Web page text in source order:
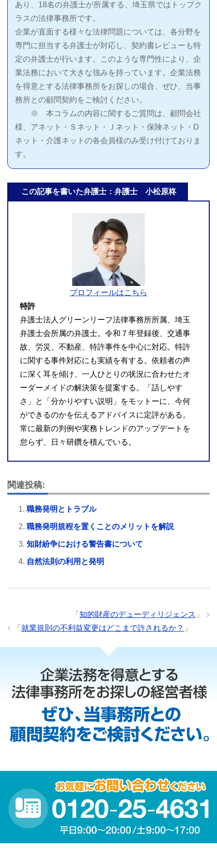
あり、18名の弁護士が所属する、埼玉県ではトップク
ラスの法律事務所です。
企業が直面する様々な法律問題については、各分野を
専門に担当する弁護士が対応し、契約書レビューも特
定の弁護士が行います。このような専門性により、企
業法務において大きな強みを持っています。企業法務
を得意とする法律事務所をお探しの場合、ぜひ、当事
務所との顧問契約をご検討ください。
※ 本コラムの内容に関するご質問は、顧問会社
様、アネット・Ｓネット・Ｊネット・保険ネット・D
ネット・介護ネットの各会員様のみ受け付けておりま
す。
この記事を書いた弁護士：弁護士 小松原柊
プロフィールはこちら
特許
弁護士法人グリーンリーフ法律事務所所属、埼玉
弁護士会所属の弁護士。令和７年登録後、交通事
故、労災、不動産、特許事件を中心に対応。特許
に関する事件対応にも実績を有する。依頼者の声
に深く耳を傾け、一人ひとりの状況に合わせたオ
ーダーメイドの解決策を提案する。「話しやす
さ」と「分かりやすい説明」をモットーに、今何
ができるのかを伝えるアドバイスに定評がある。
常に最新の判例や実務トレンドのアップデートを
怠らず、日々研鑽を積んでいる。
関連投稿:
職務発明とトラブル
職務発明規程を置くことのメリットを解説
知財紛争における警告書について
自然法則の利用と発明
「 知的財産のデューディリジェンス 」
「 就業規則の不利益変更はどこまで許されるか？ 」